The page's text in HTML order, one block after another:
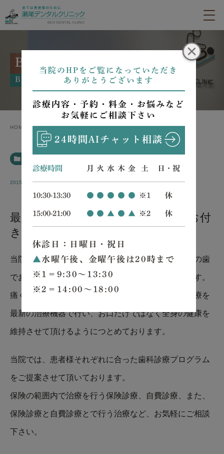
当院のHPをご覧になっていただき
ありがとうございます
診療内容・予約・料金・お悩みなど
お気軽にご相談下さい
24時間AIチャット相談
診療時間 月 火 水 木 金 土 日・祝
10:30-13:30 ● ● ● ● ● ※1 休
15:00-21:00 ● ● ▲ ● ▲ ※2 休
休診日：日曜日・祝日
▲ 水曜午後、金曜午後は20時まで
※1＝9:30～13:30
※2＝14:00～18:00
BLOG
BLOG
HOME BLOG 最高レベルの治療サービスで長いお付き合いを
2015.01.15
最高レベルの治療サービスで長いお付
き合いを
当院では患者様がご自身の歯を失わずに生涯ご自身の歯
でお過ごし頂けることに重点を置いて治療いたします。
痛くなってから通う歯医者ではなく、予防中心の治療を
最新の治療機器で行い、お口だけではなく全身の健康を
維持させて頂けるようにつとめております。
当院では、患者様それぞれに合った歯科診療プログラム
をご提案させて頂いております。
保険の範囲内で治療を行う保険診療、自費診療、また、
保険診療と自費診療とで行う治療など、お気軽にご相談
下さい。